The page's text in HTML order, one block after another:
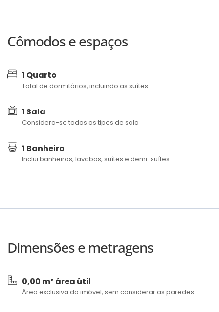
Cômodos e espaços
1 Quarto
Total de dormitórios, incluindo as suítes
1 Sala
Considera-se todos os tipos de sala
1 Banheiro
Inclui banheiros, lavabos, suítes e demi-suítes
Dimensões e metragens
0,00 m² área útil
Área exclusiva do imóvel, sem considerar as paredes